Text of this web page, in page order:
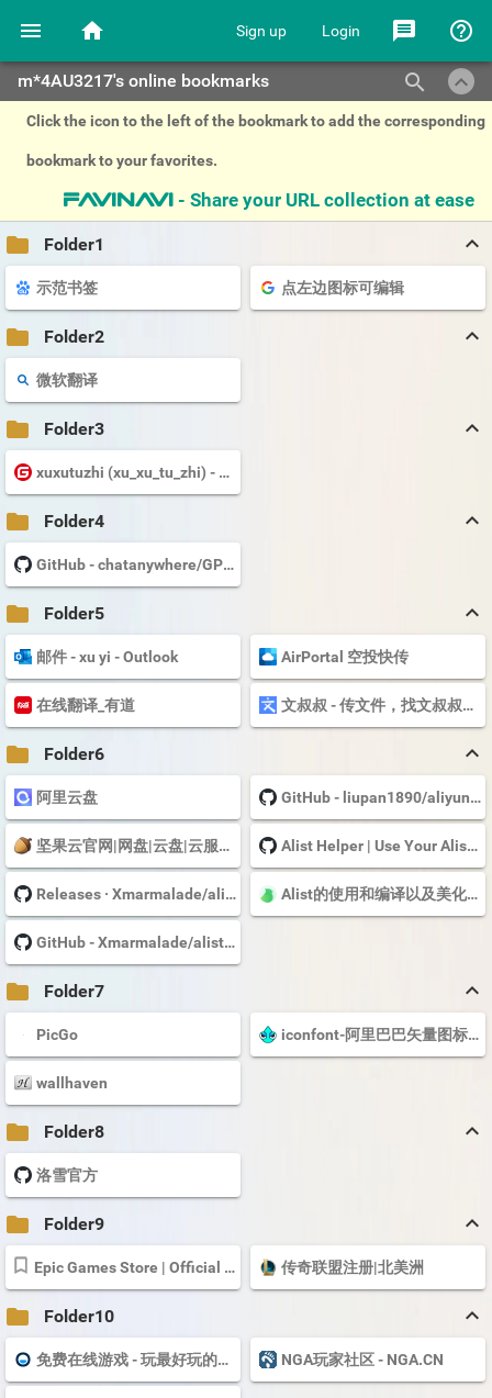
menu home Sign up Login message help_outline
m*4AU3217's online bookmarks keyboard_arrow_up
search
Click the icon to the left of the bookmark to add the corresponding
bookmark to your favorites.
favinavi - Share your URL collection at ease
folder Folder1 keyboard_arrow_up
示范书签 点左边图标可编辑
folder Folder2 keyboard_arrow_up
微软翻译
folder Folder3 keyboard_arrow_up
xuxutuzhi (xu_xu_tu_zhi) - Gitee.com
folder Folder4 keyboard_arrow_up
GitHub - chatanywhere/GPT_API_free: Free ChatGPT API Key，免费ChatGPT API，支持GPT4 API（...
folder Folder5 keyboard_arrow_up
邮件 - xu yi - Outlook AirPortal 空投快传
在线翻译_有道 文叔叔 - 传文件，找文叔叔（大文件、永不限速）
folder Folder6 keyboard_arrow_up
阿里云盘 GitHub - liupan1890/aliyunpan: 阿里云盘小白羊版 阿里云盘PC版 aliyundriver
坚果云官网|网盘|云盘|云服务|团队协作软件|同步盘 Alist Helper | Use Your Alist on Desktop with Ease | 在桌面上轻松管理您的Alist · alist...
Releases · Xmarmalade/alisthelper Alist的使用和编译以及美化教程
GitHub - Xmarmalade/alisthelper: Alist Helper is an application developed using Flutter, designed...
folder Folder7 keyboard_arrow_up
PicGo iconfont-阿里巴巴矢量图标库
wallhaven
folder Folder8 keyboard_arrow_up
洛雪官方
folder Folder9 keyboard_arrow_up
Epic Games Store | Official Site 传奇联盟注册|北美洲
folder Folder10 keyboard_arrow_up
免费在线游戏 - 玩最好玩的免费游戏 就在 Poki NGA玩家社区 - NGA.CN